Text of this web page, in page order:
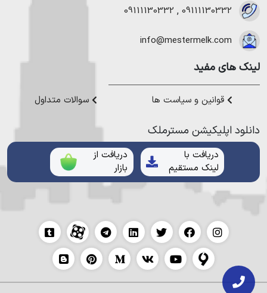
ویلا در شمال،خرید ویلا در نور،خرید ویلا در چمستان
خرید ویلا
هموطنان عزیز خدمت کنیم.
09111130332
,
09111130332
info@mestermelk.com
لینک های مفید
قوانین و سیاست ها سوالات متداول
دانلود اپلیکیشن مستر‌ملک
دریافت با
لینک مستقیم
دریافت از
بازار